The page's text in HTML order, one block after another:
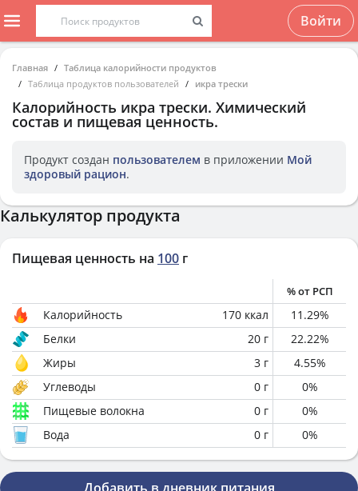
Войти
Главная
Таблица калорийности продуктов
Таблица продуктов пользователей
икра трески
Калорийность икра трески. Химический
состав и пищевая ценность.
Продукт создан пользователем в приложении Мой
здоровый рацион.
Калькулятор продукта
Пищевая ценность на 100 г
% от РСП
Калорийность 170 ккал 11.29%
Белки
20 г 22.22%
Жиры
3 г 4.55%
Углеводы
0 г 0%
Пищевые волокна
0 г 0%
Вода
0 г 0%